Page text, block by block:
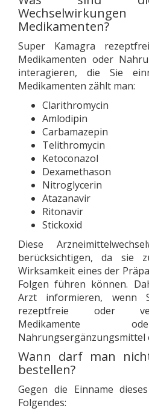
Medikamenten?
Super Kamagra
Medikamenten oder
interagieren, die Sie
Medikamenten zählt man:
Clarithromycin
Amlodipin
Carbamazepin
Telithromycin
Ketoconazol
Dexamethason
Nitroglycerin
Atazanavir
Ritonavir
Stickoxid
Diese
berücksichtigen, da sie
Wirksamkeit eines der
Folgen führen können.
Arzt informieren, wenn
rezeptfreie oder
Medikamente
Nahrungsergänzungsmittel
Wann darf man
bestellen?
Gegen die Einname
Folgendes: